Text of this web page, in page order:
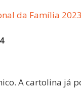
da Família 2023
A cartolina já